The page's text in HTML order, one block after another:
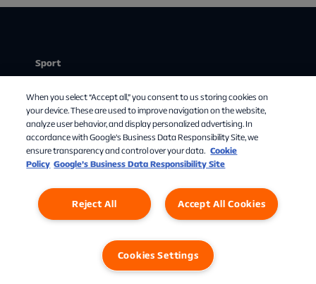
Sport
Mit abonnement
Om Allente
TV-guide
Privatlivspolitik Cookies Settings
When you select “Accept all,” you consent to us storing cookies on
your device. These are used to improve navigation on the website,
analyze user behavior, and display personalized advertising. In
accordance with Google's Business Data Responsibility Site, we
ensure transparency and control over your data. Cookie
Policy Google’s Business Data Responsibility Site
Accept All Cookies
Reject All
Cookies Settings